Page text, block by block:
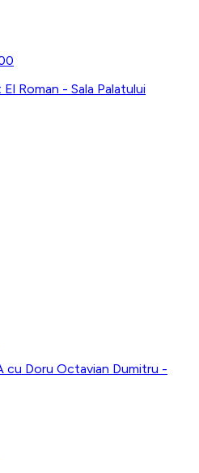
Roman - Sala Palatului
cu Doru Octavian Dumitru -